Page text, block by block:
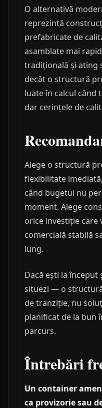
O alternativă
reprezintă
prefabricate de
asamblate mai
tradițională și ating
decât o structură
luate în calcul când
dar cerințele de
Alege o structură
flexibilitate
când bugetul nu
moment. Alege
orice investiție care
comercială stabilă
lung.
Dacă ești la început
situezi — o
de tranziție, nu
planificat de la bun
parcurs.
Întrebări
Un container
ca provizorie sau